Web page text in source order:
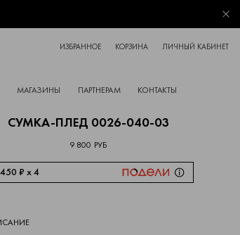
ИЗБРАННОЕ КОРЗИНА ЛИЧНЫЙ КАБИНЕТ
МАГАЗИНЫ ПАРТНЕРАМ КОНТАКТЫ
СУМКА-ПЛЕД 0026-040-03
9 800 РУБ
₽ x 4